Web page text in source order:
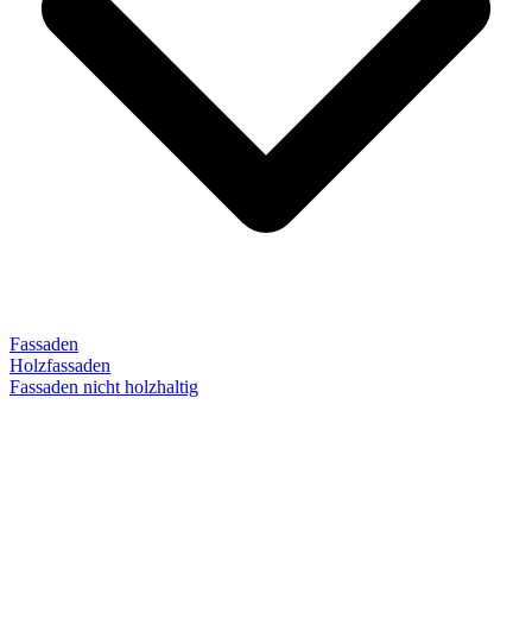
Fassaden
Holzfassaden
Fassaden nicht holzhaltig